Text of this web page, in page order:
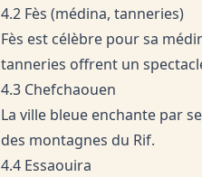
4.2 Fès (médina, tanneries)
Fès est célèbre pour sa
tanneries offrent un
4.3 Chefchaouen
La ville bleue enchante par
des montagnes du Rif.
4.4 Essaouira